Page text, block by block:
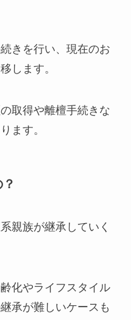
きを行い、現在のお
します。
取得や離檀手続きな
ます。
親族が継承していく
化やライフスタイル
承が難しいケースも